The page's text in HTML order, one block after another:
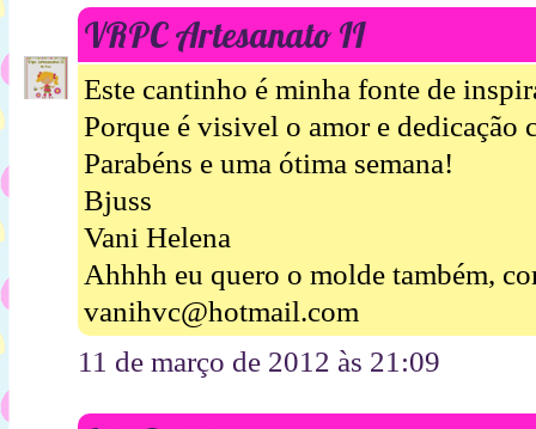
VRPC Artesanato II
Este cantinho é minha fonte de
Porque é visivel o amor e dedicação
Parabéns e uma ótima semana!
Bjuss
Vani Helena
Ahhhh eu quero o molde também,
vanihvc@hotmail.com
11 de março de 2012 às 21:09